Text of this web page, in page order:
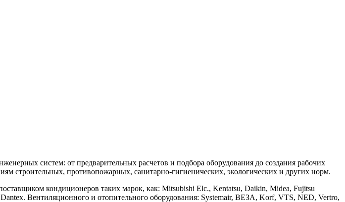
систем: от предварительных расчетов и подбора оборудования до создания рабочих
строительных, противопожарных, санитарно-гигиенических, экологических и других норм.
кондиционеров таких марок, как: Mitsubishi Elc., Kentatsu, Daikin, Midea, Fujitsu
Вентиляционного и отопительного оборудования: Systemair, ВЕЗА, Korf, VTS, NED, Vertro,